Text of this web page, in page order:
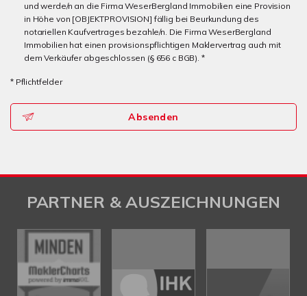
und werde/n an die Firma WeserBergland Immobilien eine Provision
in Höhe von [OBJEKTPROVISION] fällig bei Beurkundung des
notariellen Kaufvertrages bezahle/n. Die Firma WeserBergland
Immobilien hat einen provisionspflichtigen Maklervertrag auch mit
dem Verkäufer abgeschlossen (§ 656 c BGB). *
* Pflichtfelder
Absenden
PARTNER & AUSZEICHNUNGEN